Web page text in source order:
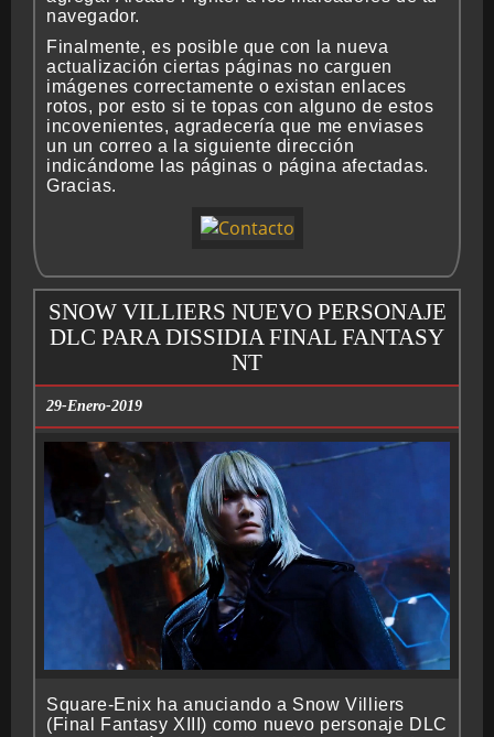
navegador.
Finalmente, es posible que con la nueva
actualización ciertas páginas no carguen
imágenes correctamente o existan enlaces
rotos, por esto si te topas con alguno de estos
incovenientes, agradecería que me enviases
un un correo a la siguiente dirección
indicándome las páginas o página afectadas.
Gracias.
SNOW VILLIERS NUEVO PERSONAJE
DLC PARA DISSIDIA FINAL FANTASY
NT
29-Enero-2019
Square-Enix ha anuciando a Snow Villiers
(Final Fantasy XIII) como nuevo personaje DLC